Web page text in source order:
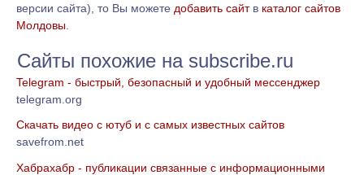
версии сайта), то Вы можете добавить сайтв каталог сайтов
Молдовы
Сайты похожие на subscribe.ru
Telegram - быстрый, безопасный и удобный мессенджер
telegram.org
Скачать видео с ютуб и с самых известных сайтов
savefrom.net
Хабрахабр - публикации связанные с информационными